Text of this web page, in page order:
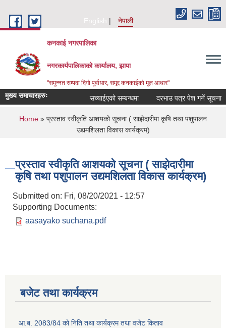
English
नेपाली
कनकाई नगरपालिका
नगरकार्यपालिकाको कार्यालय, झापा
"समुन्नत सम्पदा दिगो पूर्वाधार, समृद्द कनकाईको मूल आधार"
मुख्य समाचारहरुः सच्याईएको सम्बन्धमा दरभाउ पत्र पेश गर्ने सूचना
You are here
Home » प्रस्ताव स्वीकृति आशयको सूचना ( साझेदारीमा कृषि तथा पशुपालन
उद्यमशिलता विकास कार्यक्रम)
प्रस्ताव स्वीकृति आशयको सूचना ( साझेदारीमा
कृषि तथा पशुपालन उद्यमशिलता विकास कार्यक्रम)
Submitted on: Fri, 08/20/2021 - 12:57
Supporting Documents:
aasayako suchana.pdf
बजेट तथा कार्यक्रम
आ.ब. 2083/84 को निति तथा कार्यक्रम तथा वजेट किताव